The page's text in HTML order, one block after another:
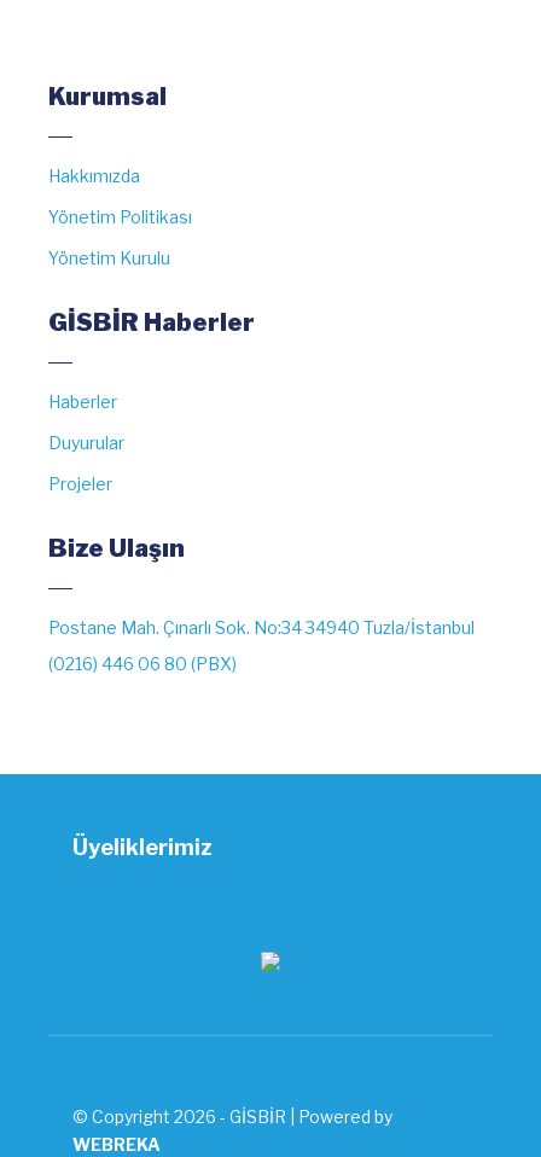
Kurumsal
Hakkımızda
Yönetim Politikası
Yönetim Kurulu
GİSBİR Haberler
Haberler
Duyurular
Projeler
Bize Ulaşın
Postane Mah. Çınarlı Sok. No:34 34940 Tuzla/İstanbul
(0216) 446 06 80 (PBX)
Üyeliklerimiz
© Copyright 2026 - GİSBİR | Powered by
WEBREKA